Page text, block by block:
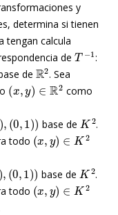
y
determina si tienen
tengan calcula
de
T− 1
:
de
R2
. Sea
(x, y)∈R 2
como
base de
K2
.
todo
(x,y)∈ K2
base de
K2
.
todo
(x,y)∈ K2